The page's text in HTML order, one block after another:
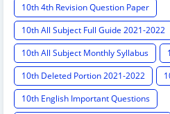
10th 4th Revision Question Paper
10th All Subject Full Guide 2021-2022
10th All Subject Monthly Syllabus
10th Deleted Portion 2021-2022
10th English Important Questions